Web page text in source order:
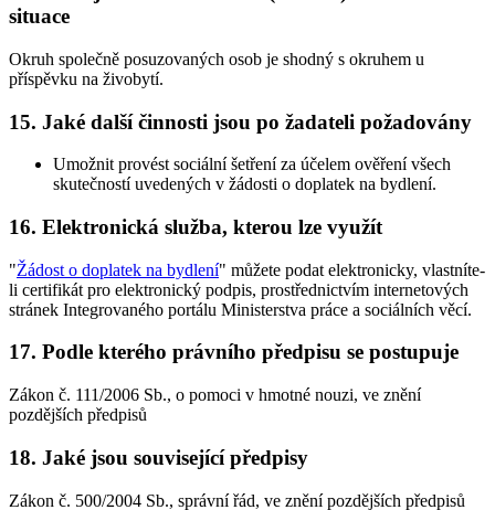
situace
Okruh společně posuzovaných osob je shodný s okruhem u
příspěvku na živobytí.
15. Jaké další činnosti jsou po žadateli požadovány
Umožnit provést sociální šetření za účelem ověření všech
skutečností uvedených v žádosti o doplatek na bydlení.
16. Elektronická služba, kterou lze využít
"Žádost o doplatek na bydlení" můžete podat elektronicky, vlastníte-
li certifikát pro elektronický podpis, prostřednictvím internetových
stránek Integrovaného portálu Ministerstva práce a sociálních věcí.
17. Podle kterého právního předpisu se postupuje
Zákon č. 111/2006 Sb., o pomoci v hmotné nouzi, ve znění
pozdějších předpisů
18. Jaké jsou související předpisy
Zákon č. 500/2004 Sb., správní řád, ve znění pozdějších předpisů